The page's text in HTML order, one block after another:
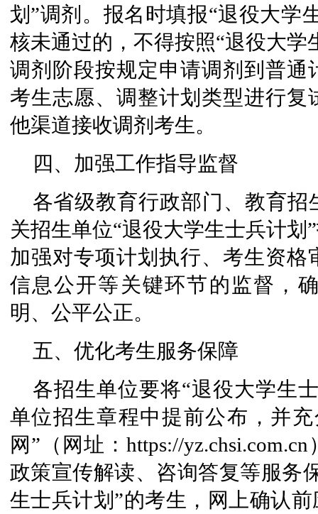
划”调剂。报名时填报“退役大学
核未通过的，不得按照“退役大
调剂阶段按规定申请调剂到普
考生志愿、调整计划类型进行
他渠道接收调剂考生。
四、加强工作指导监督
各省级教育行政部门、教育
关招生单位“退役大学生士兵计
加强对专项计划执行、考生资
信息公开等关键环节的监督，
明、公平公正。
五、优化考生服务保障
各招生单位要将“退役大学生
单位招生章程中提前公布，并
网”（网址：https://
政策宣传解读、咨询答复等服务
生士兵计划”的考生，网上确认